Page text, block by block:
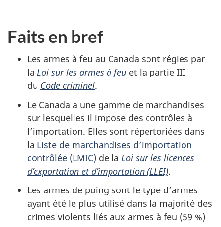
Faits en bref
Les armes à feu au Canada sont régies par
la Loi sur les armes à feu et la partie III
du Code criminel.
Le Canada a une gamme de marchandises
sur lesquelles il impose des contrôles à
l’importation. Elles sont répertoriées dans
la Liste de marchandises d’importation
contrôlée (LMIC) de la Loi sur les licences
d’exportation et d’importation (LLEI).
Les armes de poing sont le type d’armes
ayant été le plus utilisé dans la majorité des
crimes violents liés aux armes à feu (59 %)